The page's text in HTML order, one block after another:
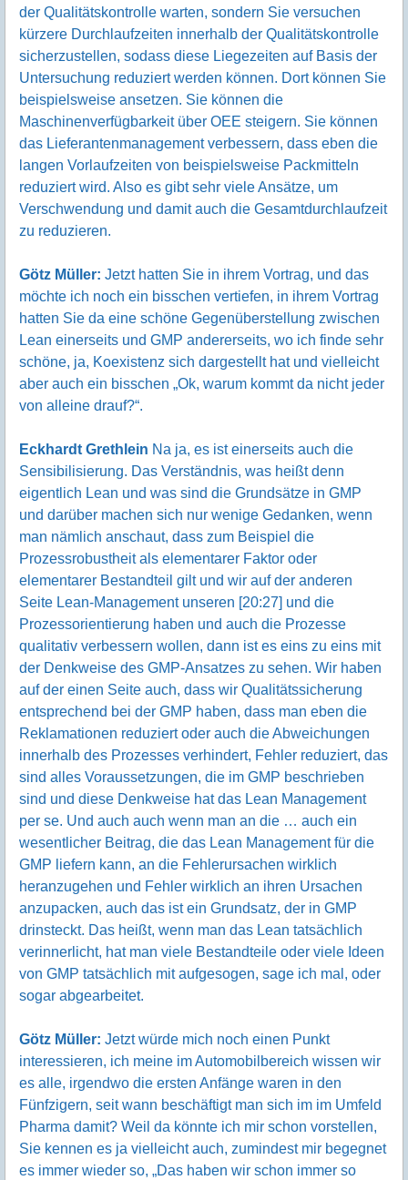
der Qualitätskontrolle warten, sondern Sie versuchen
kürzere Durchlaufzeiten innerhalb der Qualitätskontrolle
sicherzustellen, sodass diese Liegezeiten auf Basis der
Untersuchung reduziert werden können. Dort können Sie
beispielsweise ansetzen. Sie können die
Maschinenverfügbarkeit über OEE steigern. Sie können
das Lieferantenmanagement verbessern, dass eben die
langen Vorlaufzeiten von beispielsweise Packmitteln
reduziert wird. Also es gibt sehr viele Ansätze, um
Verschwendung und damit auch die Gesamtdurchlaufzeit
zu reduzieren.
Götz Müller: Jetzt hatten Sie in ihrem Vortrag, und das
möchte ich noch ein bisschen vertiefen, in ihrem Vortrag
hatten Sie da eine schöne Gegenüberstellung zwischen
Lean einerseits und GMP andererseits, wo ich finde sehr
schöne, ja, Koexistenz sich dargestellt hat und vielleicht
aber auch ein bisschen „Ok, warum kommt da nicht jeder
von alleine drauf?“.
Eckhardt Grethlein Na ja, es ist einerseits auch die
Sensibilisierung. Das Verständnis, was heißt denn
eigentlich Lean und was sind die Grundsätze in GMP
und darüber machen sich nur wenige Gedanken, wenn
man nämlich anschaut, dass zum Beispiel die
Prozessrobustheit als elementarer Faktor oder
elementarer Bestandteil gilt und wir auf der anderen
Seite Lean-Management unseren [20:27] und die
Prozessorientierung haben und auch die Prozesse
qualitativ verbessern wollen, dann ist es eins zu eins mit
der Denkweise des GMP-Ansatzes zu sehen. Wir haben
auf der einen Seite auch, dass wir Qualitätssicherung
entsprechend bei der GMP haben, dass man eben die
Reklamationen reduziert oder auch die Abweichungen
innerhalb des Prozesses verhindert, Fehler reduziert, das
sind alles Voraussetzungen, die im GMP beschrieben
sind und diese Denkweise hat das Lean Management
per se. Und auch auch wenn man an die … auch ein
wesentlicher Beitrag, die das Lean Management für die
GMP liefern kann, an die Fehlerursachen wirklich
heranzugehen und Fehler wirklich an ihren Ursachen
anzupacken, auch das ist ein Grundsatz, der in GMP
drinsteckt. Das heißt, wenn man das Lean tatsächlich
verinnerlicht, hat man viele Bestandteile oder viele Ideen
von GMP tatsächlich mit aufgesogen, sage ich mal, oder
sogar abgearbeitet.
Götz Müller: Jetzt würde mich noch einen Punkt
interessieren, ich meine im Automobilbereich wissen wir
es alle, irgendwo die ersten Anfänge waren in den
Fünfzigern, seit wann beschäftigt man sich im im Umfeld
Pharma damit? Weil da könnte ich mir schon vorstellen,
Sie kennen es ja vielleicht auch, zumindest mir begegnet
es immer wieder so, „Das haben wir schon immer so